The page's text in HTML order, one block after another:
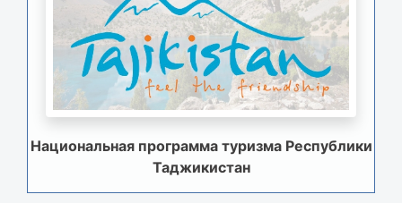
Национальная программа туризма Республики
Таджикистан